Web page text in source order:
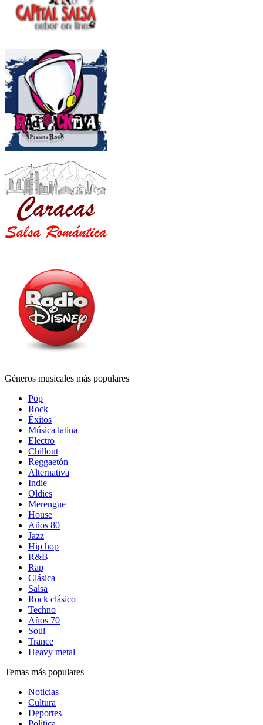
Géneros musicales más populares
Pop
Rock
Éxitos
Música latina
Electro
Chillout
Reggaetón
Alternativa
Indie
Oldies
Merengue
House
Años 80
Jazz
Hip hop
R&B
Rap
Clásica
Salsa
Rock clásico
Techno
Años 70
Soul
Trance
Heavy metal
Temas más populares
Noticias
Cultura
Deportes